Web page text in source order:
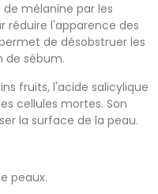
mélanine par les
réduire l'apparence des
de désobstruer les
de sébum.
fruits, l'acide salicylique
cellules mortes. Son
la surface de la peau.
peaux.